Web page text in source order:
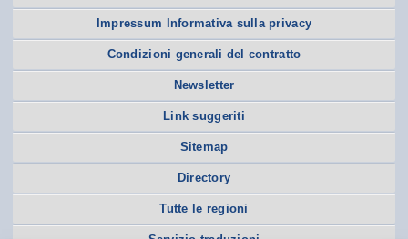
Impressum Informativa sulla privacy
Condizioni generali del contratto
Newsletter
Link suggeriti
Sitemap
Directory
Tutte le regioni